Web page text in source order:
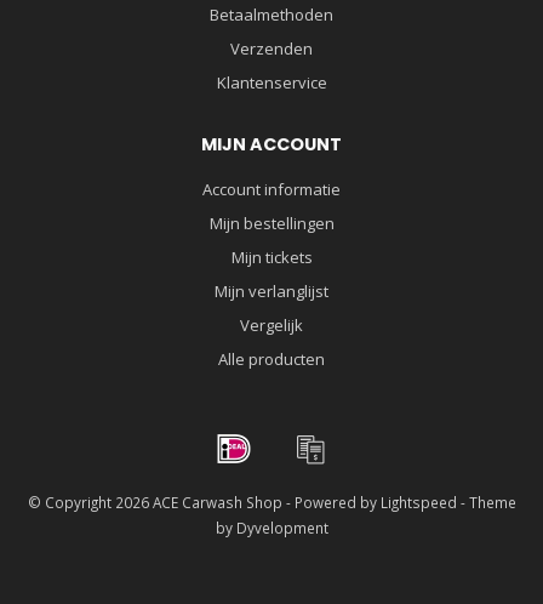
Betaalmethoden
Verzenden
Klantenservice
MIJN ACCOUNT
Account informatie
Mijn bestellingen
Mijn tickets
Mijn verlanglijst
Vergelijk
Alle producten
© Copyright 2026 ACE Carwash Shop - Powered by Lightspeed - Theme
by Dyvelopment